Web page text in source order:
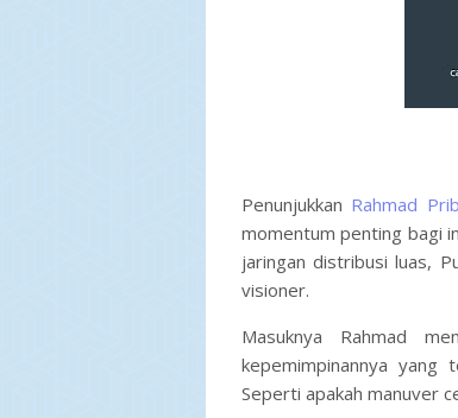
Penunjukkan Rahmad
momentum penting bagi
jaringan distribusi luas,
visioner.
Masuknya Rahmad
kepemimpinannya
Seperti apakah manuver